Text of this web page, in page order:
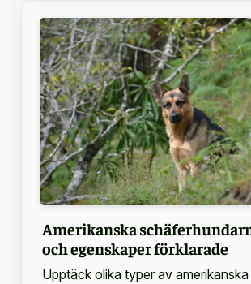
Amerikanska
och egenskaper förklarade
Upptäck olika typer av amerikanska